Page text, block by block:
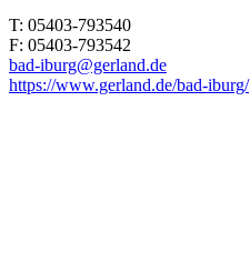
T: 05403-793540
F: 05403-793542
bad-iburg@gerland.de
https://www.gerland.de/bad-iburg/